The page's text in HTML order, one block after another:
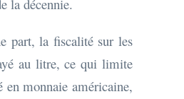
la décennie.
part, la fiscalité sur les
au litre, ce qui limite
monnaie américaine,